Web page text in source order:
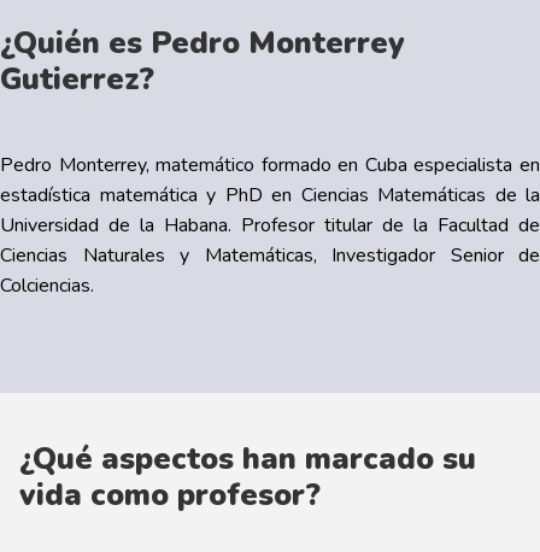
¿Quién es Pedro Monterrey
Gutierrez?
Pedro Monterrey, matemático formado en Cuba especialista en
estadística matemática y PhD en Ciencias Matemáticas de la
Universidad de la Habana. Profesor titular de la Facultad de
Ciencias Naturales y Matemáticas, Investigador Senior de
Colciencias.
¿Qué aspectos han marcado su
vida como profesor?